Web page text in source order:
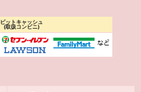
ビットキャッシュ
(取扱コンビニ)